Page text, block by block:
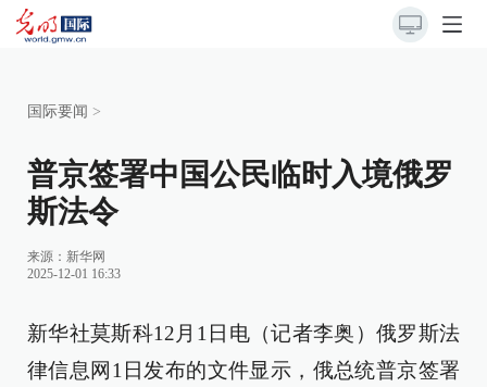
国际要闻 >
普京签署中国公民临时入境俄罗
斯法令
来源： 新华网
2025-12-01 16:33
新华社莫斯科12月1日电（记者李奥）俄罗斯法
律信息网1日发布的文件显示，俄总统普京签署